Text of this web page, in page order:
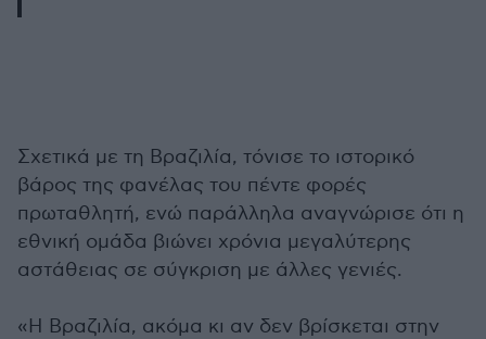
Σχετικά με τη Βραζιλία, τόνισε το ιστορικό
βάρος της φανέλας του πέντε φορές
πρωταθλητή, ενώ παράλληλα αναγνώρισε ότι η
εθνική ομάδα βιώνει χρόνια μεγαλύτερης
αστάθειας σε σύγκριση με άλλες γενιές.
«Η Βραζιλία, ακόμα κι αν δεν βρίσκεται στην